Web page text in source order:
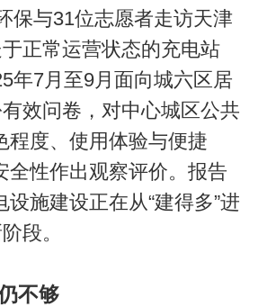
保与31位志愿者走访天津
正常运营状态的充电站
年7月至9月面向城六区居
效问卷，对中心城区公共
程度、使用体验与便捷
全性作出观察评价。报告
施建设正在从“建得多”进
段。
不够